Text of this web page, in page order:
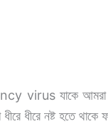
যাকে আমরা
ধীরে নষ্ট হতে